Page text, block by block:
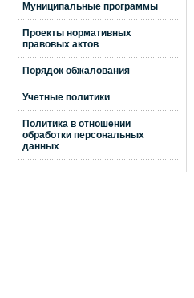
Муниципальные программы
Проекты нормативных
правовых актов
Порядок обжалования
Учетные политики
Политика в отношении
обработки персональных
данных